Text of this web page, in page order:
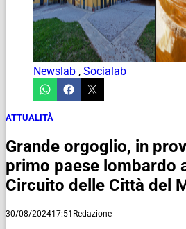
Newslab , Socialab
ATTUALITÀ
Grande orgoglio, in
primo paese lombardo
Circuito delle Città del
30/08/202417:51 Redazione